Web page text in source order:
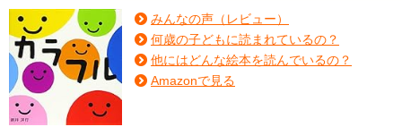
みんなの声（レビュー）
何歳の子どもに読まれているの？
他にはどんな絵本を読んでいるの？
Amazonで見る